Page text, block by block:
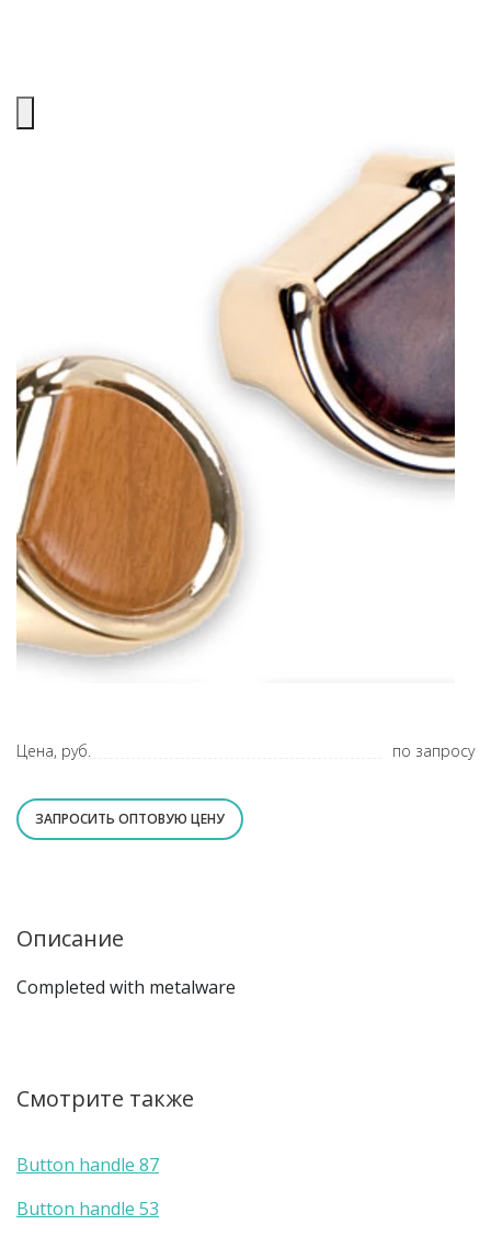
Цена, руб. по запросу
ЗАПРОСИТЬ ОПТОВУЮ ЦЕНУ
Описание
Completed with metalware
Смотрите также
Button handle 87
Button handle 53